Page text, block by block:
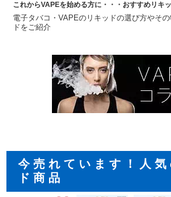
これからVAPEを始める方に・・・おすすめリキ
電子タバコ・VAPEのリキッドの選び方やそ
ドをご紹介
今売れています！人気
ド商品